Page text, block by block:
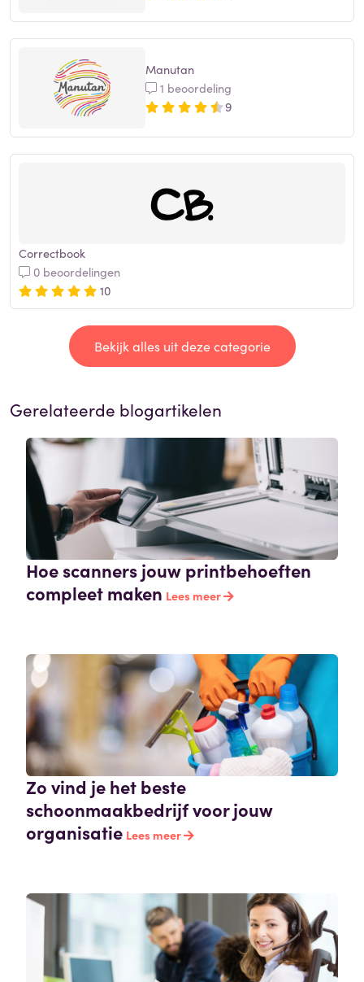
Manutan
1 beoordeling
9
Correctbook
0 beoordelingen
10
Bekijk alles uit deze categorie
Gerelateerde blogartikelen
Hoe scanners jouw printbehoeften
compleet maken Lees meer
Zo vind je het beste
schoonmaakbedrijf voor jouw
organisatie Lees meer